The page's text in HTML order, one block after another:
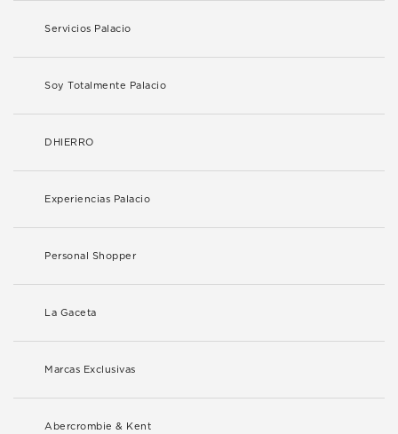
Servicios Palacio
Soy Totalmente Palacio
DHIERRO
Experiencias Palacio
Personal Shopper
La Gaceta
Marcas Exclusivas
Abercrombie & Kent